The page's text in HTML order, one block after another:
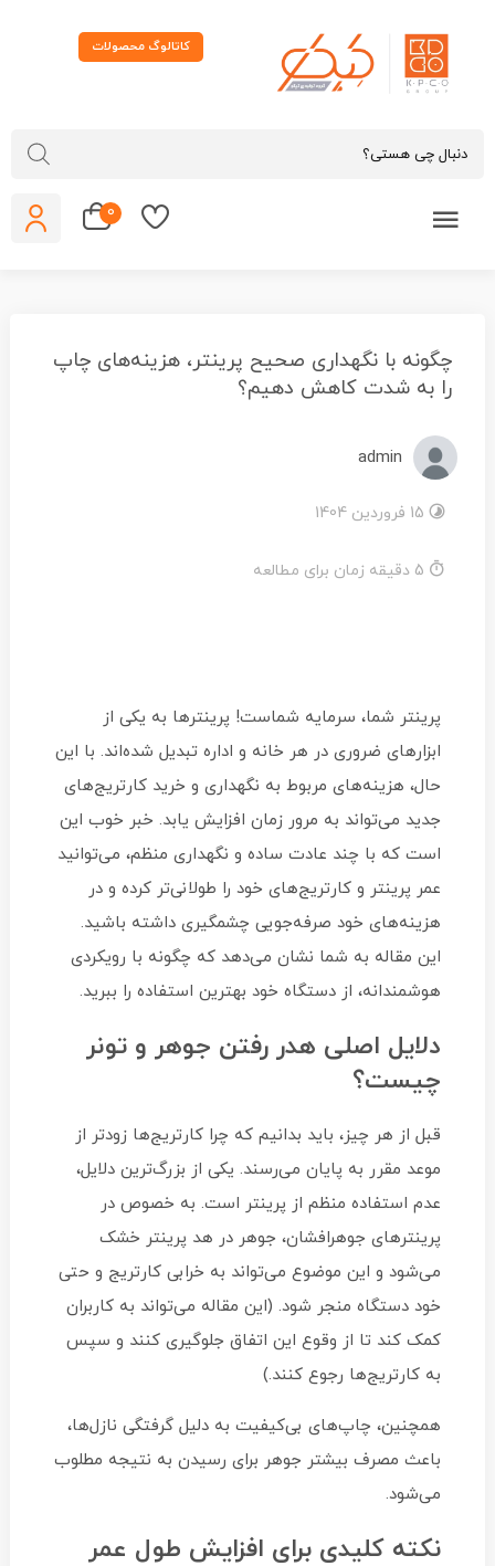
کاتالوگ محصولات
چگونه با نگهداری صحیح پرینتر، هزینه‌های چاپ
را به شدت کاهش دهیم؟
admin
15 فروردین 1404
5 دقیقه زمان برای مطالعه
پرینتر شما، سرمایه شماست! پرینترها به یکی از
ابزارهای ضروری در هر خانه و اداره تبدیل شده‌اند. با این
حال، هزینه‌های مربوط به نگهداری و خرید کارتریج‌های
جدید می‌تواند به مرور زمان افزایش یابد. خبر خوب این
است که با چند عادت ساده و نگهداری منظم، می‌توانید
عمر پرینتر و کارتریج‌های خود را طولانی‌تر کرده و در
هزینه‌های خود صرفه‌جویی چشمگیری داشته باشید.
این مقاله به شما نشان می‌دهد که چگونه با رویکردی
هوشمندانه، از دستگاه خود بهترین استفاده را ببرید.
دلایل اصلی هدر رفتن جوهر و تونر
چیست؟
قبل از هر چیز، باید بدانیم که چرا کارتریج‌ها زودتر از
موعد مقرر به پایان می‌رسند. یکی از بزرگ‌ترین دلایل،
عدم استفاده منظم از پرینتر است. به خصوص در
پرینترهای جوهرافشان، جوهر در هد پرینتر خشک
می‌شود و این موضوع می‌تواند به خرابی کارتریج و حتی
خود دستگاه منجر شود. (این مقاله می‌تواند به کاربران
کمک کند تا از وقوع این اتفاق جلوگیری کنند و سپس
به کارتریج‌ها رجوع کنند.)
همچنین، چاپ‌های بی‌کیفیت به دلیل گرفتگی نازل‌ها،
باعث مصرف بیشتر جوهر برای رسیدن به نتیجه مطلوب
می‌شود.
نکته کلیدی برای افزایش طول عمر